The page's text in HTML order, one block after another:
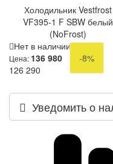
Холодильник Vestfrost
VF395-1 F SBW белый
(NoFrost)
Нет в наличии
Цена: 136 980
-8%
126 290
Уведомить о